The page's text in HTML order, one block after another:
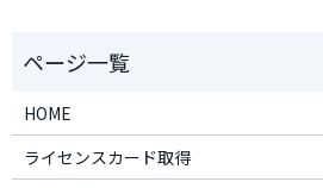
HOME
ライセンスカード取得